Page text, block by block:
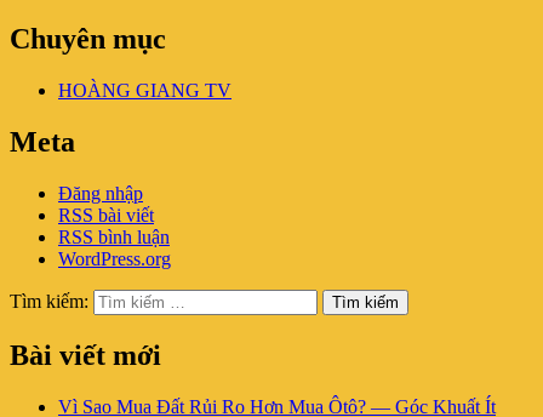
Chuyên mục
HOÀNG GIANG TV
Meta
Đăng nhập
RSS bài viết
RSS bình luận
WordPress.org
Tìm kiếm: Tìm kiếm
Bài viết mới
Vì Sao Mua Đất Rủi Ro Hơn Mua Ôtô? — Góc Khuất Ít